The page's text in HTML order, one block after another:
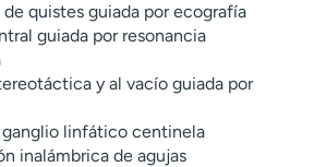
quistes guiada por ecografía
guiada por resonancia
y al vacío guiada por
ganglio linfático centinela
inalámbrica de agujas